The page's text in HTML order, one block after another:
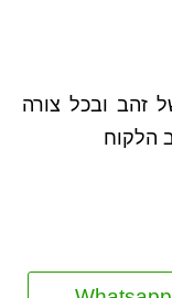
זהב ובכל צורה
הלקוח